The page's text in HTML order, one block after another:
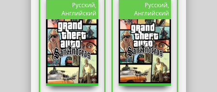
Норвегию в
поисках новой...
создавать
модификации –
вот что...
Русский,
Английский
Русский,
Английский